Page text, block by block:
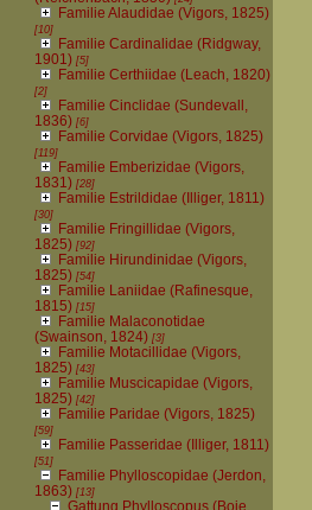
Familie Alaudidae (Vigors, 1825)
[10]
Familie Cardinalidae (Ridgway,
1901)[5]
Familie Certhiidae (Leach, 1820)
[2]
Familie Cinclidae (Sundevall,
1836)[6]
Familie Corvidae (Vigors, 1825)
[119]
Familie Emberizidae (Vigors,
1831)[28]
Familie Estrildidae (Illiger, 1811)
[30]
Familie Fringillidae (Vigors,
1825)[92]
Familie Hirundinidae (Vigors,
1825)[54]
Familie Laniidae (Rafinesque,
1815)[15]
Familie Malaconotidae
(Swainson, 1824)[3]
Familie Motacillidae (Vigors,
1825)[43]
Familie Muscicapidae (Vigors,
1825)[42]
Familie Paridae (Vigors, 1825)
[59]
Familie Passeridae (Illiger, 1811)
[51]
Familie Phylloscopidae (Jerdon,
1863)[13]
Gattung Phylloscopus (Boie,